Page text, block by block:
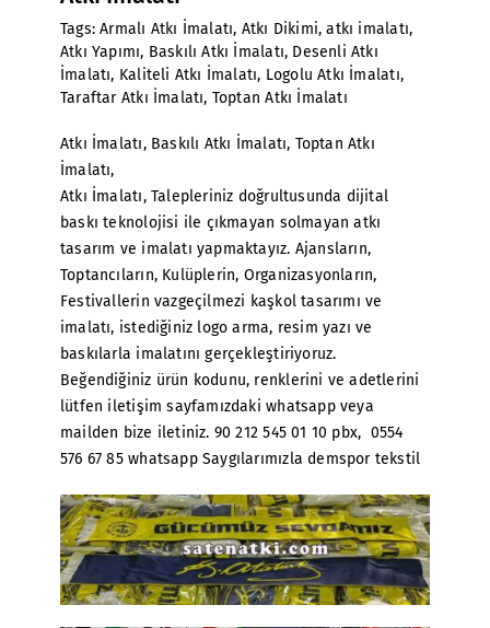
Tags:Armalı Atkı İmalatı, Atkı Dikimi,atkı imalatı,
Atkı Yapımı, Baskılı Atkı İmalatı, Desenli Atkı
İmalatı, Kaliteli Atkı İmalatı, Logolu Atkı İmalatı,
Taraftar Atkı İmalatı, Toptan Atkı İmalatı
Atkı İmalatı,Baskılı Atkı İmalatı, Toptan Atkı
İmalatı,
Atkı İmalatı, Talepleriniz doğrultusunda dijital
baskı teknolojisi ile çıkmayan solmayan atkı
tasarım ve imalatı yapmaktayız. Ajansların,
Toptancıların, Kulüplerin, Organizasyonların,
Festivallerin vazgeçilmezi kaşkol tasarımı ve
imalatı, istediğiniz logo arma, resim yazı ve
baskılarla imalatını gerçekleştiriyoruz.
Beğendiğiniz ürün kodunu, renklerini ve adetlerini
lütfen iletişim sayfamızdaki whatsapp veya
mailden bize iletiniz. 90 212 545 01 10 pbx, 0554
576 67 85 whatsapp Saygılarımızla demspor tekstil